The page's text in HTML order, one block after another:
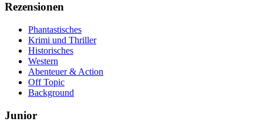
Rezensionen
Phantastisches
Krimi und Thriller
Historisches
Western
Abenteuer & Action
Off Topic
Background
Junior